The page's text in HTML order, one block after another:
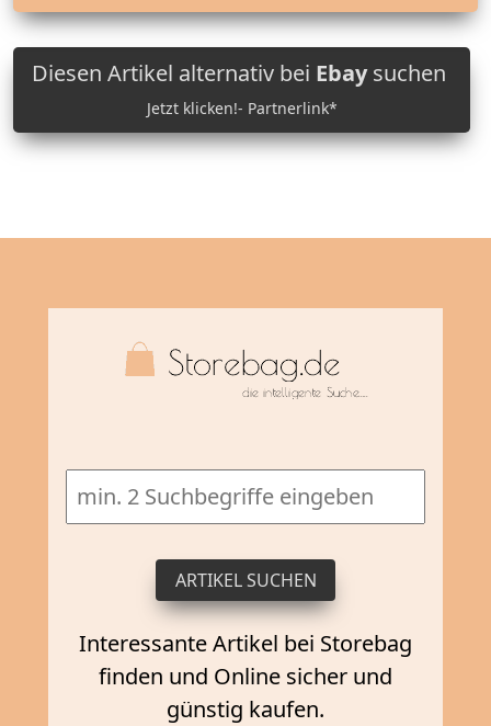
Diesen Artikel alternativ bei Ebaysuchen
Jetzt klicken!- Partnerlink*
Interessante Artikel bei Storebag
finden und Online sicher und
günstig kaufen.